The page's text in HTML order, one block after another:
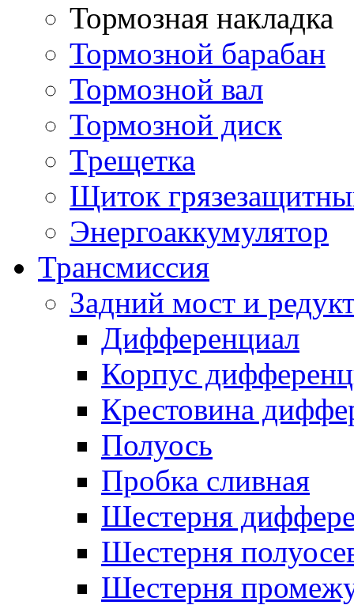
Тормозная накладка
Тормозной барабан
Тормозной вал
Тормозной диск
Трещетка
Щиток
Энергоаккумулятор
Трансмиссия
Задний мост и
Дифференциал
Корпус
Крестовина
Полуось
Пробка сливная
Шестерня
Шестерня
Шестерня